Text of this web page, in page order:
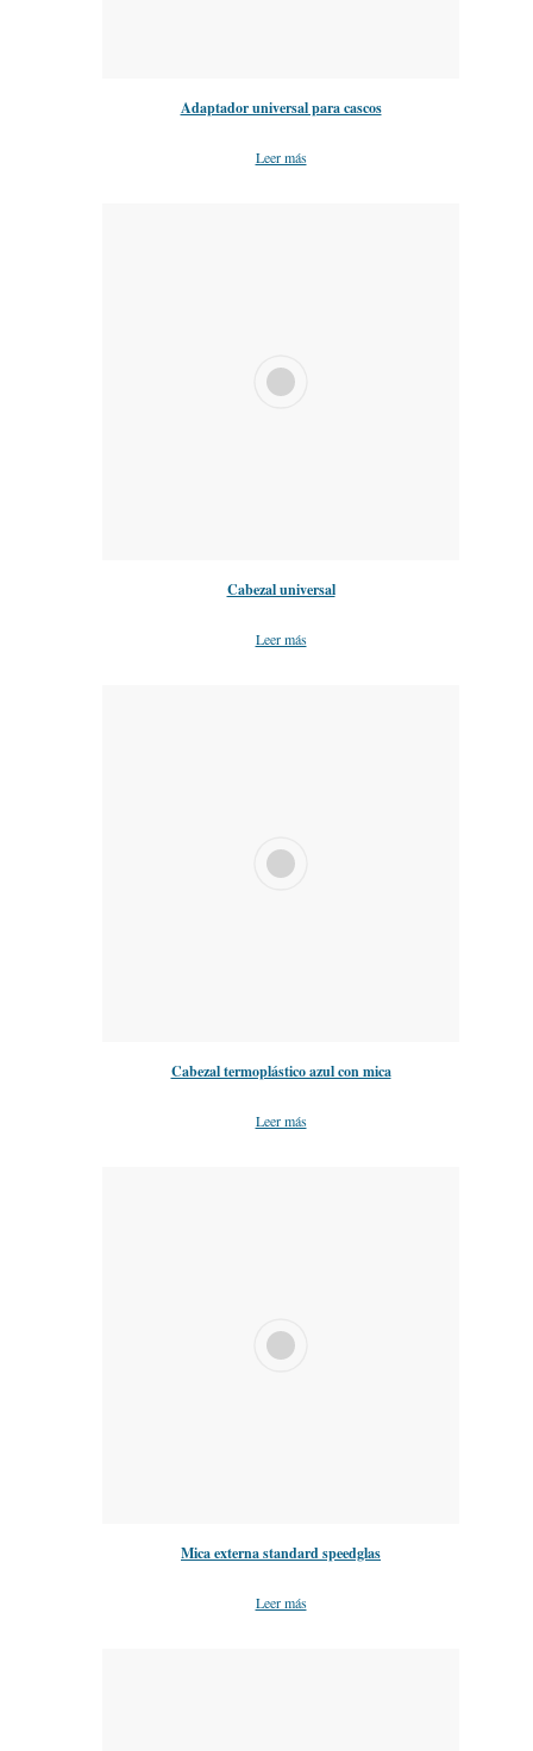
Adaptador universal para cascos
Leer más
Cabezal universal
Leer más
Cabezal termoplástico azul con mica
Leer más
Mica externa standard speedglas
Leer más